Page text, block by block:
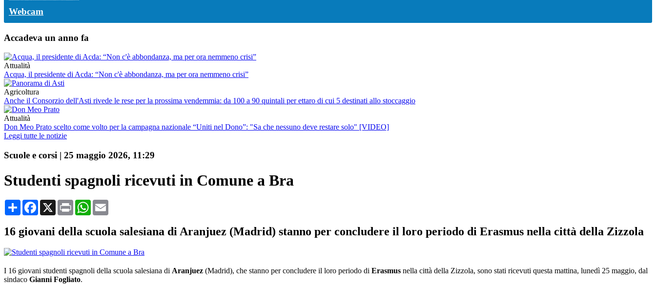
Webcam
Accadeva un anno fa
Attualità
Acqua, il presidente di Acda: “Non c'è abbondanza, ma per ora nemmeno crisi”
Agricoltura
Anche il Consorzio dell'Asti rivede le rese per la prossima vendemmia: da 100 a 90 quintali per ettaro di cui 5 destinati allo stoccaggio
Attualità
Don Meo Prato scelto come volto per la campagna nazionale “Uniti nel Dono”: "Sa che nessuno deve restare solo" [VIDEO]
Leggi tutte le notizie
Scuole e corsi | 25 maggio 2026, 11:29
Studenti spagnoli ricevuti in Comune a Bra
CondividiFacebook
X Print WhatsApp
16 giovani della scuola salesiana di Aranjuez (Madrid) stanno per concludere il loro periodo di Erasmus nella città della Zizzola
I 16 giovani studenti spagnoli della scuola salesiana di Aranjuez (Madrid), che stanno per concludere il loro periodo di Erasmus nella città della Zizzola, sono stati ricevuti questa mattina, lunedì 25 maggio, dal
sindaco Gianni Fogliato.